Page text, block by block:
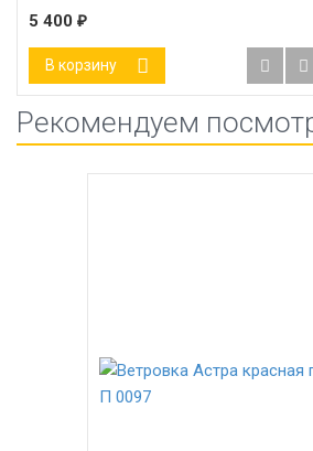
5 400 ₽
В корзину
Рекомендуем